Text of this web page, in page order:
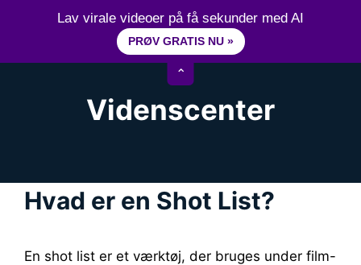
15+ år erfaring inden for videoredigering
Videnscenter
Hvad er en Shot List?
En shot list er et værktøj, der bruges under film-
Lav virale videoer på få sekunder med AI
PRØV GRATIS NU »
⌃